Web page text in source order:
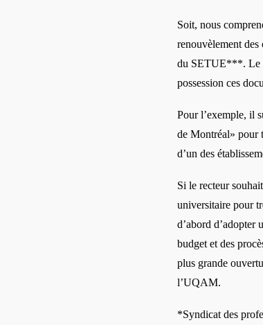
Soit, nous
renouvèlement
du SETUE***. Le
possession ces
Pour l’exemple, il
de Montréal» pour
d’un des
Si le recteur
universitaire pour
d’abord d’adopter
budget et des
plus grande
l’UQAM.
*Syndicat des